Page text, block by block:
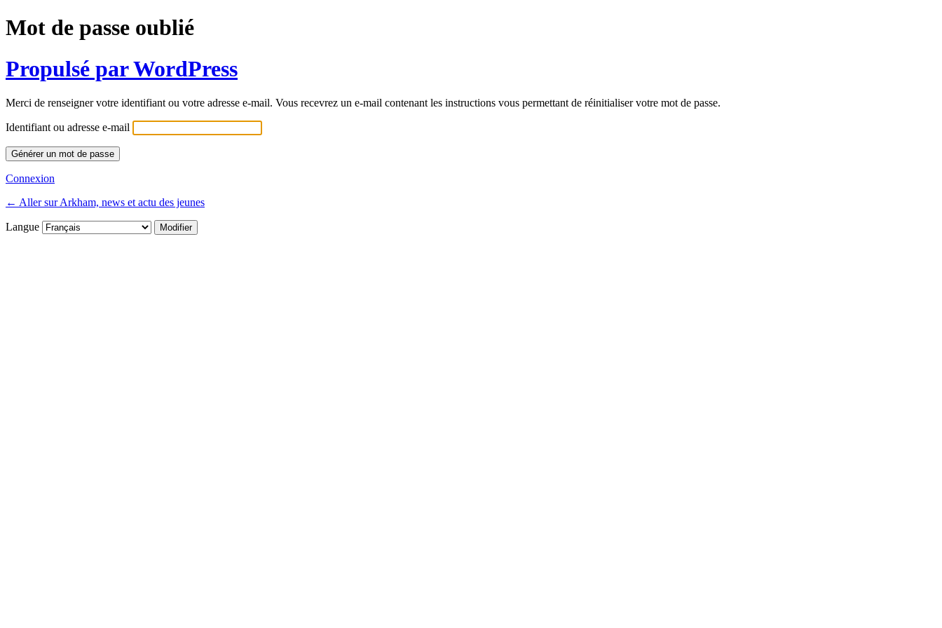
Mot de passe oublié
Propulsé par WordPress
Merci de renseigner votre identifiant ou votre adresse e-mail. Vous recevrez un e-mail contenant les instructions vous permettant de réinitialiser votre mot de passe.
Identifiant ou adresse e-mail
Connexion
← Aller sur Arkham, news et actu des jeunes
Langue